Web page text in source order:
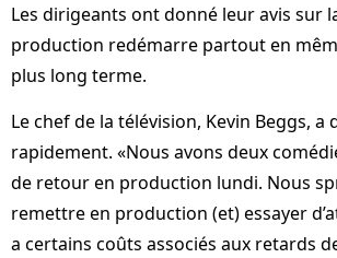
Les dirigeants ont donné leur avis sur
production redémarre partout en
plus long terme.
Le chef de la télévision, Kevin Beggs,
rapidement. «Nous avons deux
de retour en production lundi. Nous
remettre en production (et) essayer
a certains coûts associés aux retards